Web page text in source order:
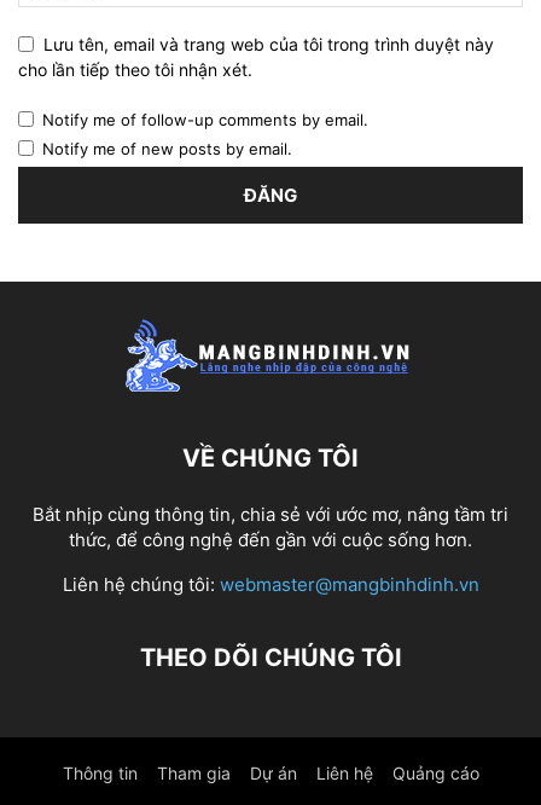
Lưu tên, email và trang web của tôi trong trình duyệt này
cho lần tiếp theo tôi nhận xét.
Notify me of follow-up comments by email.
Notify me of new posts by email.
VỀ CHÚNG TÔI
Bắt nhịp cùng thông tin, chia sẻ với ước mơ, nâng tầm tri
thức, để công nghệ đến gần với cuộc sống hơn.
Liên hệ chúng tôi: webmaster@mangbinhdinh.vn
THEO DÕI CHÚNG TÔI
Thông tin Tham gia Dự án Liên hệ Quảng cáo